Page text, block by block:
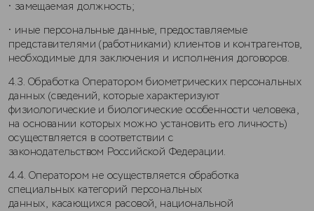
• замещаемая должность;
• иные персональные данные, предоставляемые
представителями (работниками) клиентов и контрагентов,
необходимые для заключения и исполнения договоров.
4.3. Обработка Оператором биометрических персональных
данных (сведений, которые характеризуют
физиологические и биологические особенности человека,
на основании которых можно установить его личность)
осуществляется в соответствии с
законодательством Российской Федерации.
4.4. Оператором не осуществляется обработка
специальных категорий персональных
данных, касающихся расовой, национальной